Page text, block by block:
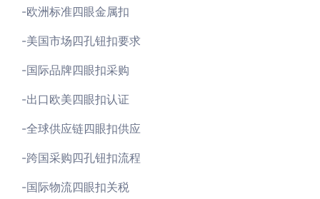
-欧洲标准四眼金属扣
-美国市场四孔钮扣要求
-国际品牌四眼扣采购
-出口欧美四眼扣认证
-全球供应链四眼扣供应
-跨国采购四孔钮扣流程
-国际物流四眼扣关税